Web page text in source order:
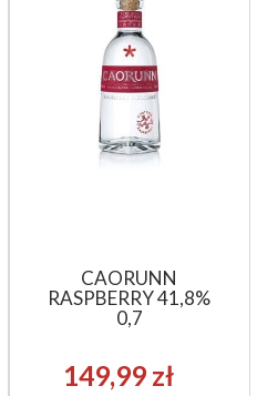
CAORUNN
RASPBERRY 41,8%
0,7
149,99 zł